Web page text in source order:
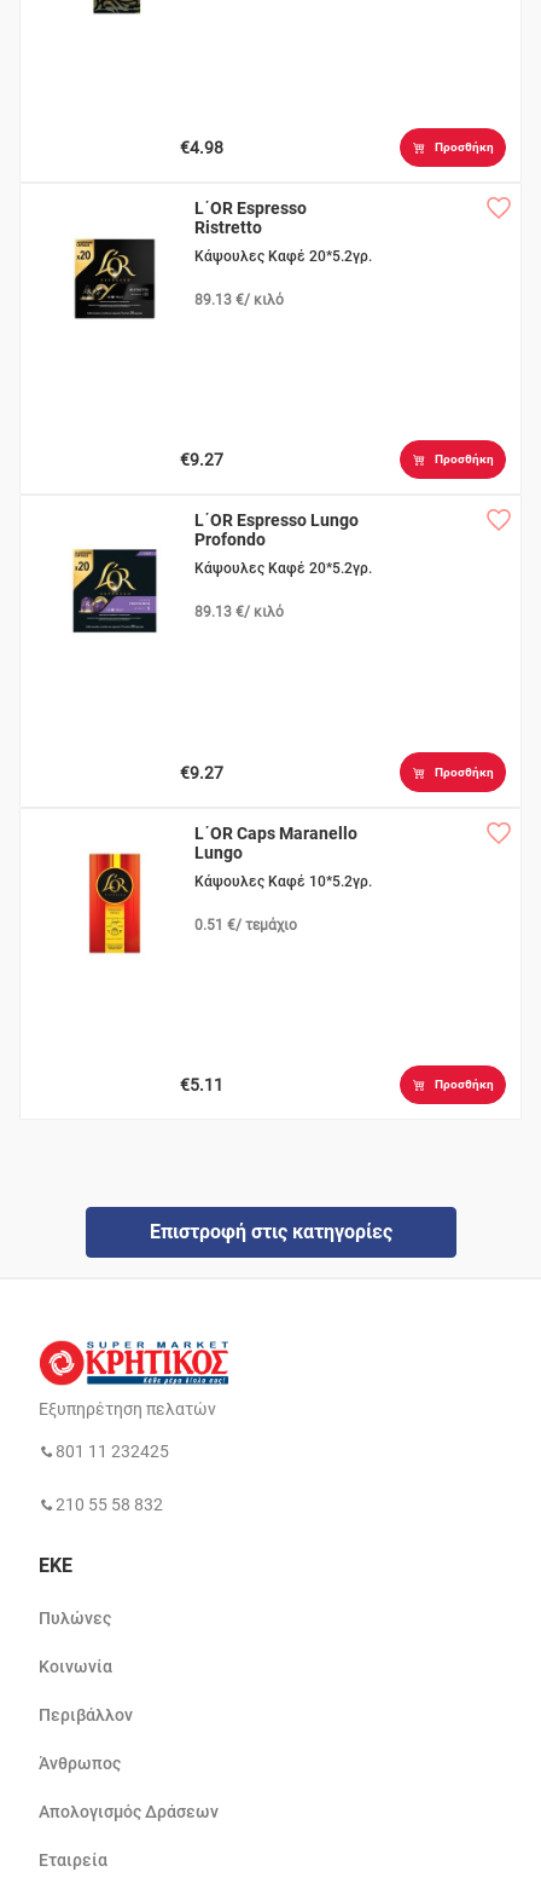
€4.98 Προσθήκη
L΄OR Espresso
Ristretto
Κάψουλες Καφέ 20*5.2γρ.
89.13 €/ κιλό
€9.27 Προσθήκη
L΄OR Espresso Lungo
Profondo
Κάψουλες Καφέ 20*5.2γρ.
89.13 €/ κιλό
€9.27 Προσθήκη
L΄OR Caps Maranello
Lungo
Κάψουλες Καφέ 10*5.2γρ.
0.51 €/ τεμάχιο
€5.11 Προσθήκη
Επιστροφή στις κατηγορίες
Εξυπηρέτηση πελατών
801 11 232425
210 55 58 832
ΕΚΕ
Πυλώνες
Κοινωνία
Περιβάλλον
Άνθρωπος
Απολογισμός Δράσεων
Εταιρεία